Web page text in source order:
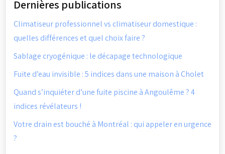
Dernières publications
Climatiseur professionnel vs climatiseur domestique :
quelles différences et quel choix faire ?
Sablage cryogénique : le décapage technologique
Fuite d’eau invisible : 5 indices dans une maison à Cholet
Quand s’inquiéter d’une fuite piscine à Angoulême ? 4
indices révélateurs !
Votre drain est bouché à Montréal : qui appeler en urgence
?